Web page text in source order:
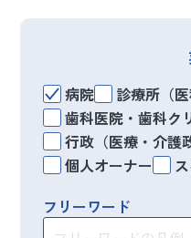
病院
診療所（医
歯科医院・歯科ク
行政（医療・介護
個人オーナー
フリーワード